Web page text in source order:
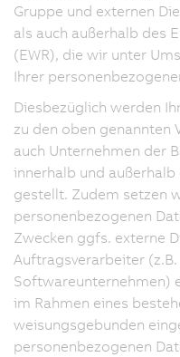
Gruppe und externen
als auch außerhalb des
(EWR), die wir unter
Ihrer
Diesbezüglich werden
zu den oben genannten
auch Unternehmen der
innerhalb und außerhalb
gestellt. Zudem setzen
personenbezogenen
Zwecken ggfs. externe
Auftragsverarbeiter
Softwareunternehmen)
im Rahmen eines
weisungsgebunden
personenbezogenen